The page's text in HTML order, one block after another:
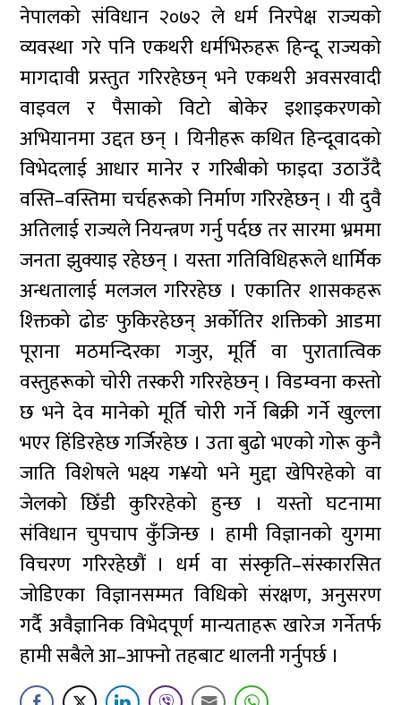
नेपालको संविधान २०७२ ले धर्म निरपेक्ष राज्यको
व्यवस्था गरे पनि एकथरी धर्मभिरुहरू हिन्दू राज्यको
मागदावी प्रस्तुत गरिरहेछन् भने एकथरी अवसरवादी
वाइवल र पैसाको विटो बोकेर इशाइकरणको
अभियानमा उद्दत छन् । यिनीहरू कथित हिन्दूवादको
विभेदलाई आधार मानेर र गरिबीको फाइदा उठाउँदै
वस्ति–वस्तिमा चर्चहरूको निर्माण गरिरहेछन् । यी दुवै
अतिलाई राज्यले नियन्त्रण गर्नु पर्दछ तर सारमा भ्रममा
जनता झुक्याइ रहेछन् । यस्ता गतिविधिहरूले धार्मिक
अन्धतालाई मलजल गरिरहेछ । एकातिर शासकहरू
श्क्तिको ढोङ फुकिरहेछन् अर्कोतिर शक्तिको आडमा
पूराना मठमन्दिरका गजुर, मूर्ति वा पुरातात्विक
वस्तुहरूको चोरी तस्करी गरिरहेछन् । विडम्वना कस्तो
छ भने देव मानेको मूर्ति चोरी गर्ने बिक्री गर्ने खुल्ला
भएर हिंडिरहेछ गर्जिरहेछ । उता बुढो भएको गोरू कुनै
जाति विशेषले भक्ष्य ग¥यो भने मुद्दा खेपिरहेको वा
जेलको छिँडी कुरिरहेको हुन्छ । यस्तो घटनामा
संविधान चुपचाप कुँजिन्छ । हामी विज्ञानको युगमा
विचरण गरिरहेछौं । धर्म वा संस्कृति–संस्कारसित
जोडिएका विज्ञानसम्मत विधिको संरक्षण, अनुसरण
गर्दै अवैज्ञानिक विभेदपूर्ण मान्यताहरू खारेज गर्नेतर्फ
हामी सबैले आ–आफ्नो तहबाट थालनी गर्नुपर्छ ।